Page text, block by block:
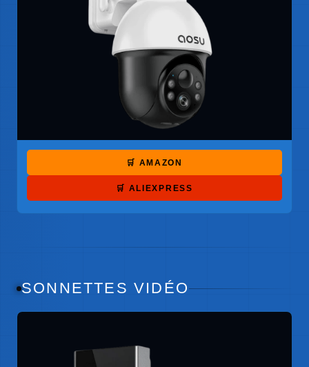
🛒 AMAZON
🛒 ALIEXPRESS
SONNETTES VIDÉO